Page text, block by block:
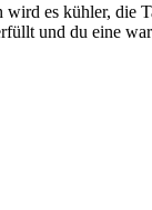
wird es kühler, die
und du eine